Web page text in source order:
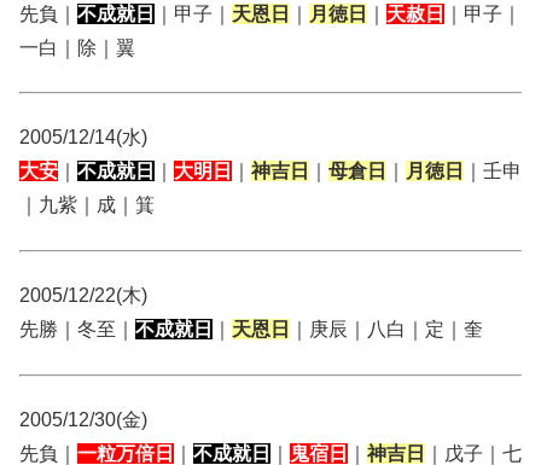
先負｜ 不成就日 ｜甲子｜ 天恩日 月徳日 天赦日
｜甲子｜
一白｜除｜翼
2005/12/14(水)
大安
不成就日 大明日 神吉日 母倉日 月徳日
｜壬申
｜九紫｜成｜箕
2005/12/22(木)
先勝｜冬至｜ 不成就日 天恩日 ｜庚辰｜八白｜定｜奎
2005/12/30(金)
先負｜ 一粒万倍日 不成就日 鬼宿日 神吉日
｜戊子｜七